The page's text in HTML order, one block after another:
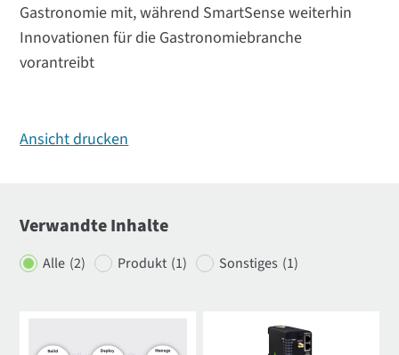
Gastronomie mit, während SmartSense weiterhin
Innovationen für die Gastronomiebranche
vorantreibt
Ansicht drucken
Verwandte Inhalte
Alle (2) Produkt (1) Sonstiges (1)